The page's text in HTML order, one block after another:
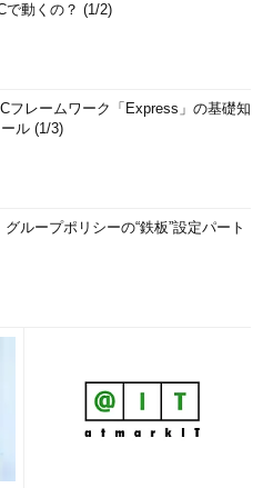
で動くの？ (1/2)
フレームワーク「Express」の基礎知
ル (1/3)
ループポリシーの“鉄板”設定パート